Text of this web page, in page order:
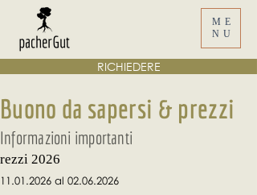
ME
NU
RICHIEDERE
Buono da sapersi & prezzi
Informazioni importanti
rezzi 2026
11.01.2026 al 02.06.2026